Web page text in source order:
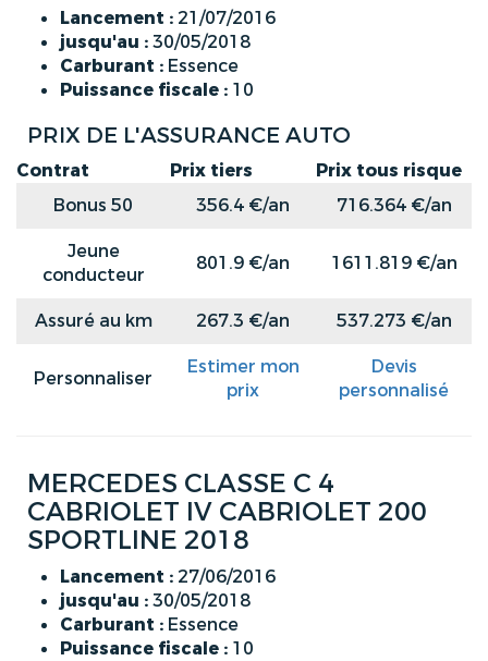
Lancement : 21/07/2016
jusqu'au :30/05/2018
Carburant : Essence
Puissance fiscale : 10
PRIX DE L'ASSURANCE AUTO
Contrat Prix tiers
Prix tous risque
Bonus 50
356.4 €/an
716.364 €/an
Jeune
conducteur
801.9 €/an 1611.819 €/an
Assuré au km 267.3 €/an 537.273 €/an
Personnaliser
Estimer mon
prix
Devis
personnalisé
MERCEDES CLASSE C 4
CABRIOLET IV CABRIOLET 200
SPORTLINE 2018
Lancement : 27/06/2016
jusqu'au :30/05/2018
Carburant : Essence
Puissance fiscale : 10